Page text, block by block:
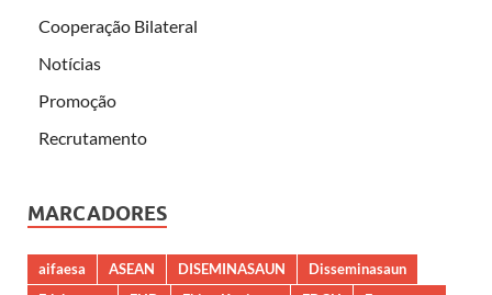
Cooperação Bilateral
Notícias
Promoção
Recrutamento
MARCADORES
aifaesa ASEAN DISEMINASAUN
Disseminasaun